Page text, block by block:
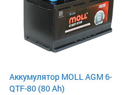
Аккумулятор MOLL AGM 6-
QTF-80 (80 Ah)